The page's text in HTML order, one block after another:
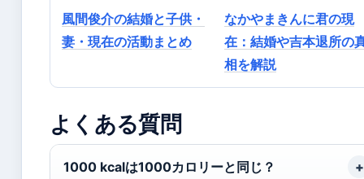
風間俊介の結婚と子供・
妻・現在の活動まとめ
なかやまきんに君の現
在：結婚や吉本退所の
相を解説
よくある質問
1000 kcalは1000カロリーと同じ？